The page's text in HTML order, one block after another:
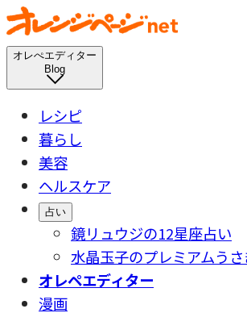
オレぺエディター
Blog
レシピ
暮らし
美容
ヘルスケア
占い
鏡リュウジの12星座占い
水晶玉子のプレミアムう
オレペエディター
漫画